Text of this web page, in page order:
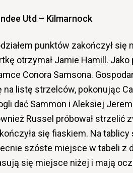
Utd – Kilmarnock
punktów zakończył się
otrzymał Jamie Hamill.
Conora Samsona.
na listę strzelców, pokonując
dać Sammon i Aleksiej
Russel próbował strzelić
się fiaskiem. Na
szóste miejsce w tabeli z
się miejsce niżej i mają